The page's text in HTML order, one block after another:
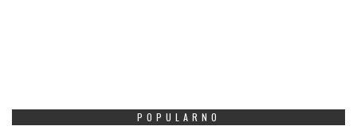
POPULARNO